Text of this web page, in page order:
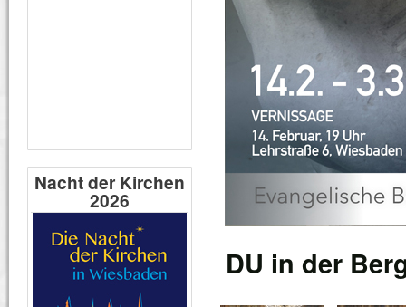
DU in der
Nacht der Kirchen
2026